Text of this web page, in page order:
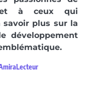
et à ceux qui
savoir plus sur la
développement